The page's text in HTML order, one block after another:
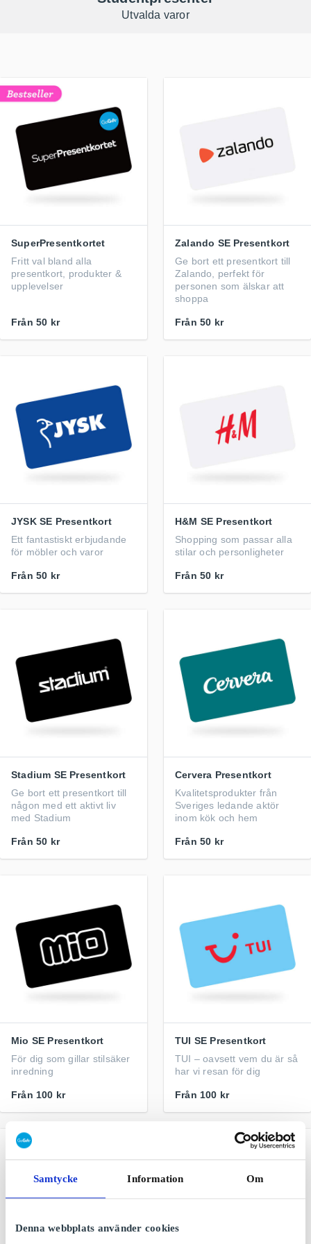
Samtycke Information Om
Denna webbplats använder cookies
Utvalda varor
SuperPresentkortet
Fritt val bland alla
presentkort, produkter &
upplevelser
Från 50 kr
Zalando SE Presentkort
Ge bort ett presentkort till
Zalando, perfekt för
personen som älskar att
shoppa
Från 50 kr
JYSK SE Presentkort
Ett fantastiskt erbjudande
för möbler och varor
Från 50 kr
H&M SE Presentkort
Shopping som passar alla
stilar och personligheter
Från 50 kr
Stadium SE Presentkort
Ge bort ett presentkort till
någon med ett aktivt liv
med Stadium
Från 50 kr
Cervera Presentkort
Kvalitetsprodukter från
Sveriges ledande aktör
inom kök och hem
Från 50 kr
Mio SE Presentkort
För dig som gillar stilsäker
inredning
Från 100 kr
TUI SE Presentkort
TUI – oavsett vem du är så
har vi resan för dig
Från 100 kr